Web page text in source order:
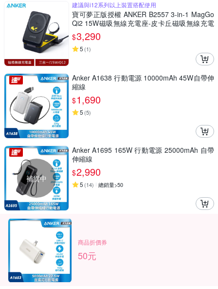
建議與i12系列以上裝置搭配使用
寶可夢正版授權 ANKER B2557 3-in-1 MagGo
Qi2 15W磁吸無線充電座-皮卡丘磁吸無線充電
器典藏組
$3,290
5 (1)
Anker A1638 行動電源 10000mAh 45W自帶伸
縮線
$1,690
5 (5)
補貨中
Anker A1695 165W 行動電源 25000mAh 自帶
伸縮線
$2,990
5 (14) 總銷量>50
商品折價券
50元